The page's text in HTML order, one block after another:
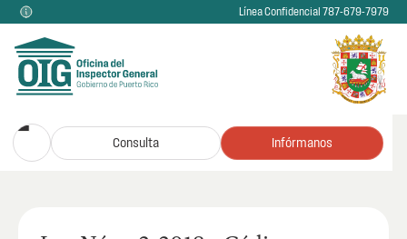
Línea Confidencial 787-679-7979
Consulta Infórmanos